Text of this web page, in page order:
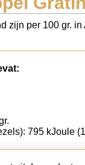
zijn per 100 gr.
795 kJoule